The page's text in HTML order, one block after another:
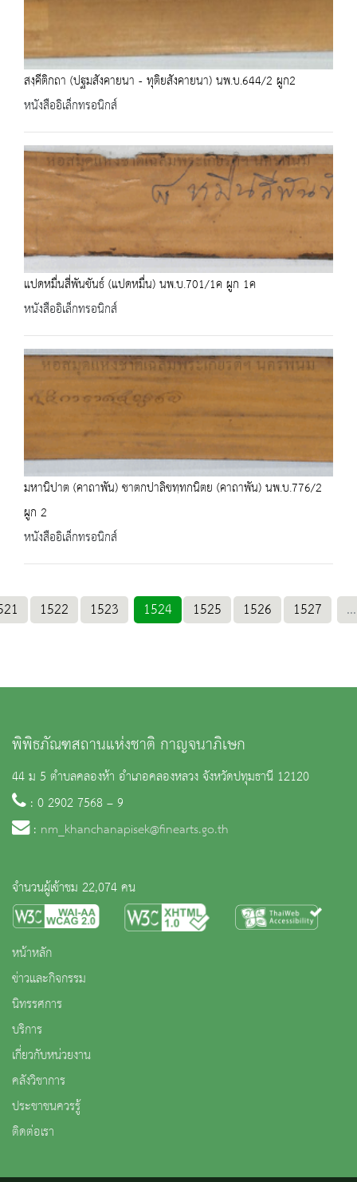
สงฺคีติกถา (ปฐมสังคายนา - ทุติยสังคายนา) นพ.บ.644/2 ผูก2
หนังสืออิเล็กทรอนิกส์
แปดหมื่นสี่พันขันธ์ (แปดหมื่น) นพ.บ.701/1ค ผูก 1ค
หนังสืออิเล็กทรอนิกส์
มหานิปาต (คาถาพัน) ชาตกปาลิขทฺทกนิตย (คาถาพัน) นพ.บ.776/2
ผูก 2
หนังสืออิเล็กทรอนิกส์
1522 1523 1524 1525 1526 1527 ...
พิพิธภัณฑสถานแห่งชาติ กาญจนาภิเษก
44 ม 5 ตำบลคลองห้า อำเภอคลองหลวง จังหวัดปทุมธานี 12120
: 0 2902 7568 – 9
: nm_khanchanapisek@finearts.go.th
จำนวนผู้เข้าชม 22,074 คน
หน้าหลัก
ข่าวและกิจกรรม
นิทรรศการ
บริการ
เกี่ยวกับหน่วยงาน
คลังวิชาการ
ประชาชนควรรู้
ติดต่อเรา